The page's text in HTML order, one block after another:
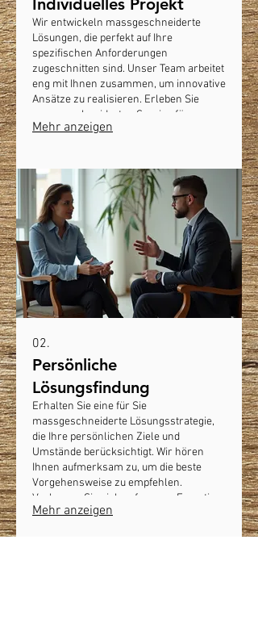
Wir entwickeln massgeschneiderte
Lösungen, die perfekt auf Ihre
spezifischen Anforderungen
zugeschnitten sind. Unser Team arbeitet
eng mit Ihnen zusammen, um innovative
Ansätze zu realisieren. Erleben Sie
massgeschneiderten Service für
einzigartige Herausforderungen. Wir
Mehr anzeigen
02.
Persönliche
Lösungsfindung
Erhalten Sie eine für Sie
massgeschneiderte Lösungsstrategie,
die Ihre persönlichen Ziele und
Umstände berücksichtigt. Wir hören
Ihnen aufmerksam zu, um die beste
Vorgehensweise zu empfehlen.
Verlassen Sie sich auf unsere Expertise
für Ihre individuellen Bedürfnisse.
Mehr anzeigen